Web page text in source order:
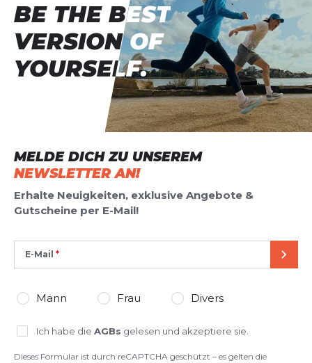
MELDE DICH ZU UNSEREM
NEWSLETTER AN!
Erhalte Neuigkeiten, exklusive Angebote &
Gutscheine per E-Mail!
E-Mail
Mann Frau Divers
Ich habe die AGBs gelesen und akzeptiere sie.
Dieses Formular ist durch reCAPTCHA geschützt – es gelten die
BE THE BEST
VERSION OF
YOURSELF.
BE THE BEST
VERSION OF
YOURSELF.